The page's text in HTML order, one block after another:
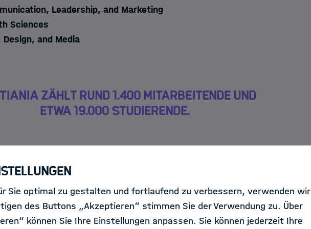
Leadership, and Marketing
Sciences
and Media
zählt rund 1.400 Mitarbeitende und
etwa 19.000 Studierende.
Kristiania im Bereich Data
datengetriebene Methoden
aus Wirtschaft, Gesundheit,
Sie optimal zu gestalten und fortlaufend zu verbessern, verwenden wir
des Buttons „Akzeptieren“ stimmen Sie der Verwendung zu. Über
können Sie Ihre Einstellungen anpassen. Sie können jederzeit Ihre